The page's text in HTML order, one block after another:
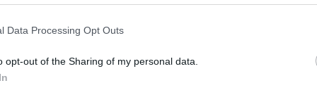
Data Processing Opt Outs
opt-out of the Sharing of my personal data.